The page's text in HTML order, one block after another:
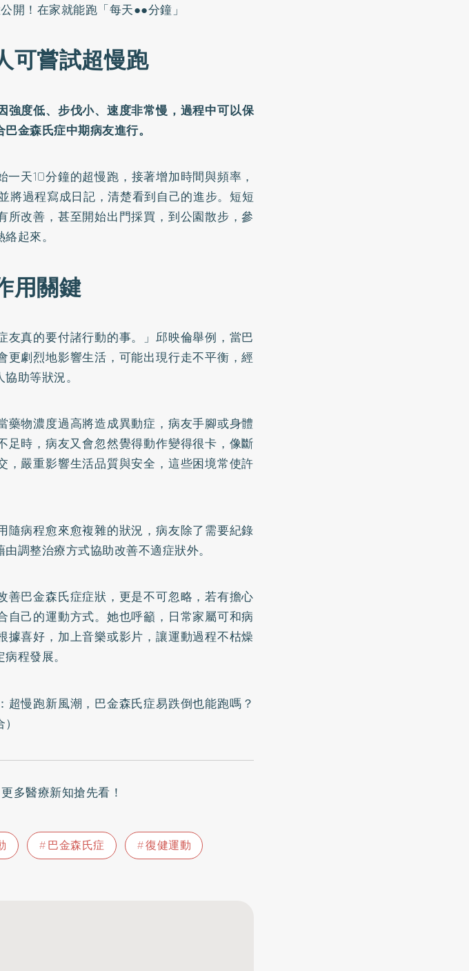
開！在家就能跑「每天●●分鐘」
可嘗試超慢跑
強度低、步伐小、速度非常慢，過程中可以保
金森氏症中期病友進行。
天10分鐘的超慢跑，接著增加時間與頻率，
將過程寫成日記，清楚看到自己的進步。短短
所改善，甚至開始出門採買，到公園散步，參
起來。
用關鍵
友真的要付諸行動的事。」邱映倫舉例，當巴
更劇烈地影響生活，可能出現行走不平衡，經
助等狀況。
藥物濃度過高將造成異動症，病友手腳或身體
足時，病友又會忽然覺得動作變得很卡，像斷
，嚴重影響生活品質與安全，這些困境常使許
隨病程愈來愈複雜的狀況，病友除了需要紀錄
調整治療方式協助改善不適症狀外。
善巴金森氏症症狀，更是不可忽略，若有擔心
自己的運動方式。她也呼籲，日常家屬可和病
據喜好，加上音樂或影片，讓運動過程不枯燥
程發展。
超慢跑新風潮，巴金森氏症易跌倒也能跑嗎？
）
更多醫療新知搶先看！
巴金森氏症 復健運動